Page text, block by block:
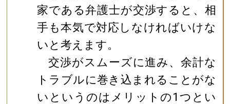
家である弁護士が交渉すると、相
手も本気で対応しなければいけな
いと考えます。
交渉がスムーズに進み、余計な
トラブルに巻き込まれることがな
いというのはメリットの1つとい